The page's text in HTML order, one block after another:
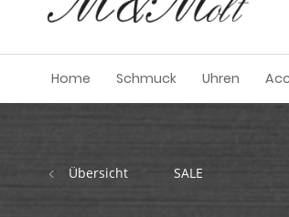
Home Schmuck Uhren
Übersicht SALE